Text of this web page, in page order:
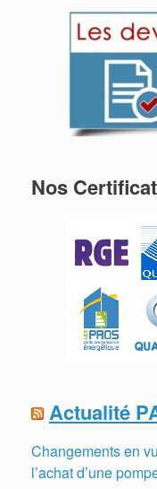
Nos
Actualité
Changements en
l’achat d’une